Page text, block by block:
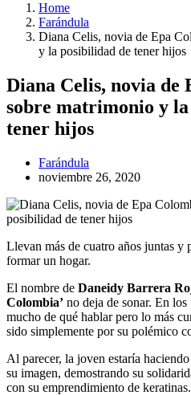
Home
Farándula
Diana Celis, novia de Epa
y la posibilidad de tener hijos
Diana Celis, novia de
sobre matrimonio y
tener hijos
Farándula
noviembre 26, 2020
Llevan más de cuatro años juntas y
formar un hogar.
El nombre de Daneidy Barrera
Colombia’ no deja de sonar. En
mucho de qué hablar pero lo más
sido simplemente por su polémico
Al parecer, la joven estaría
su imagen, demostrando su
con su emprendimiento de keratinas.